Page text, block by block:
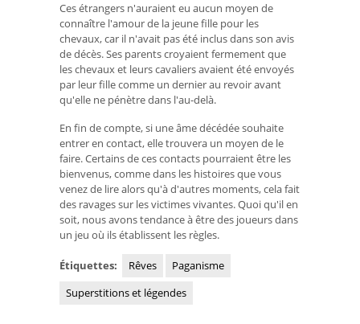
Ces étrangers n'auraient eu aucun moyen de
connaître l'amour de la jeune fille pour les
chevaux, car il n'avait pas été inclus dans son avis
de décès. Ses parents croyaient fermement que
les chevaux et leurs cavaliers avaient été envoyés
par leur fille comme un dernier au revoir avant
qu'elle ne pénètre dans l'au-delà.
En fin de compte, si une âme décédée souhaite
entrer en contact, elle trouvera un moyen de le
faire. Certains de ces contacts pourraient être les
bienvenus, comme dans les histoires que vous
venez de lire alors qu'à d'autres moments, cela fait
des ravages sur les victimes vivantes. Quoi qu'il en
soit, nous avons tendance à être des joueurs dans
un jeu où ils établissent les règles.
Étiquettes: Rêves
Paganisme
Superstitions et légendes